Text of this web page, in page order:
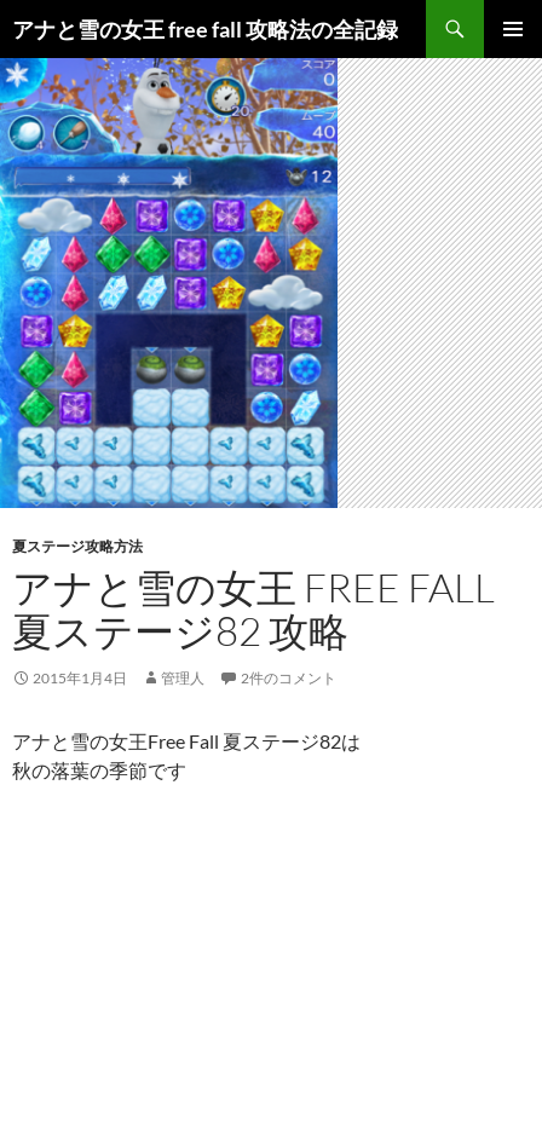
アナと雪の女王 free fall 攻略法の全記録
索
メインメ
ニュー
ン
テ
ン
ツ
へ
ス
キ
ッ
プ
夏ステージ攻略方法
アナと雪の女王 FREE FALL
夏ステージ82 攻略
2015年1月4日 管理人 2件のコメント
アナと雪の女王Free Fall 夏ステージ82は
秋の落葉の季節です